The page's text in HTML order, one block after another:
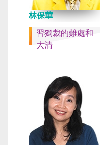
林保華
習獨裁的難處和
大清